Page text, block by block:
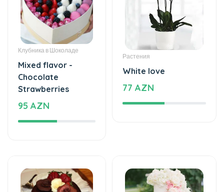
Клубника в Шоколаде
Mixed flavor -
Chocolate
Strawberries
95 AZN
White love
77 AZN